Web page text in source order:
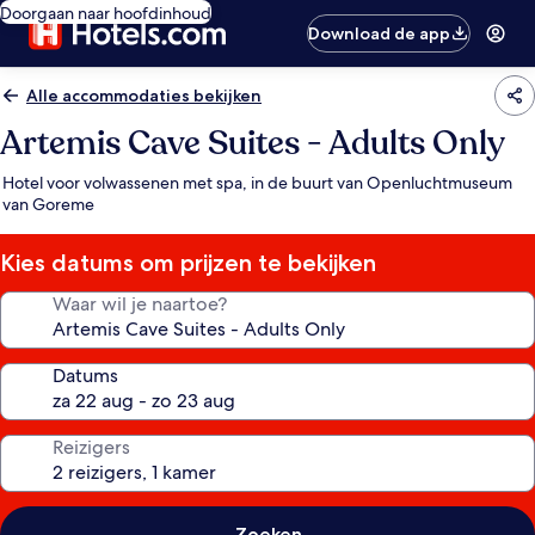
Doorgaan naar hoofdinhoud
Download de app
Alle accommodaties bekijken
Artemis Cave Suites - Adults Only
Hotel voor volwassenen met spa, in de buurt van Openluchtmuseum
van Goreme
Kies datums om prijzen te bekijken
Waar wil je naartoe?
Datums
Reizigers